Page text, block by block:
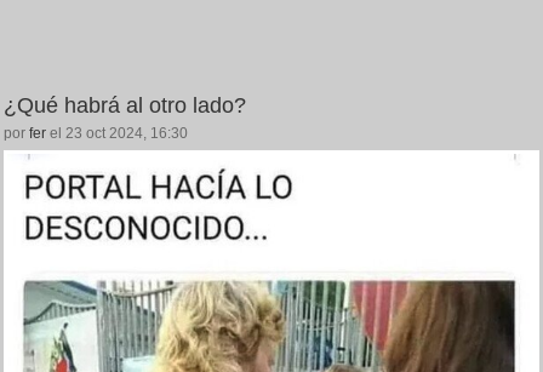
¿Qué habrá al otro lado?
por fer el 23 oct 2024, 16:30